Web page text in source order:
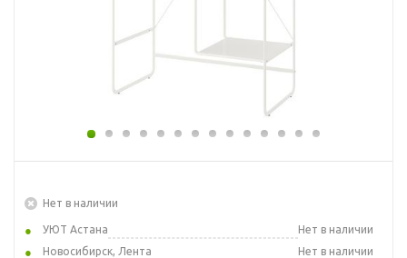
Нет в наличии
УЮТ Астана
Нет в наличии
Новосибирск, Лента
Нет в наличии